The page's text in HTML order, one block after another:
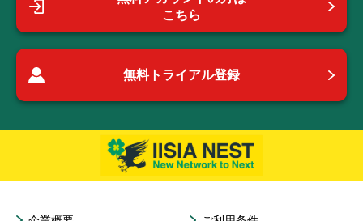
こちら
無料トライアル登録